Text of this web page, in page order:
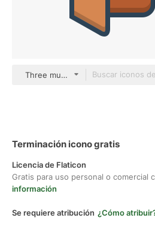
Three musketeers color lineal-
Terminación icono gratis
Licencia de Flaticon
Gratis para uso personal o comercial
información
Se requiere atribución ¿Cómo